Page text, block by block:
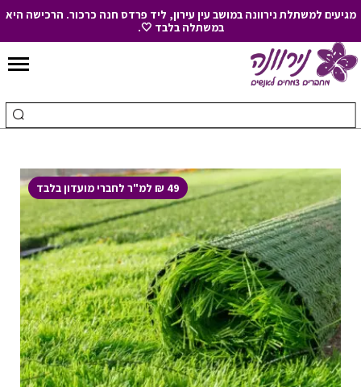
to
מגיעים למשתלת נירוונה במושב עין עירון, ליד פרדס חנה כרכור. הרכישה היא
במשתלה בלבד 🤍.
49 ₪ למ"ר לחברי מועדון בלבד